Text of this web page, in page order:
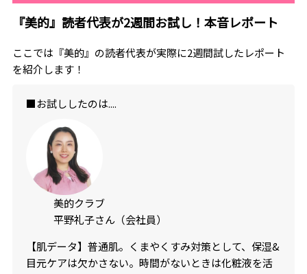
『美的』読者代表が2週間お試し！本音レポート
ここでは『美的』の読者代表が実際に2週間試したレポート
を紹介します！
■お試ししたのは....
美的クラブ
平野礼子さん（会社員）
【肌データ】普通肌。くまやくすみ対策として、保湿&
目元ケアは欠かさない。時間がないときは化粧液を活